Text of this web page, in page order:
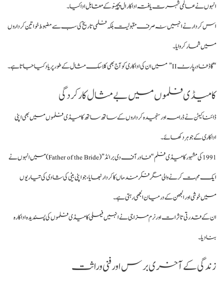
انہوں نے عالمی شہرت یافتہ اداکار ال پچینو کے مقابل ادا کیا۔
اس کردار نے انہیں نہ صرف مقبولیت بلکہ فلمی تاریخ کی سب سے مضبوط خواتین کرداروں
میں شمار کروایا۔
“گاڈ فادر پارٹ II” میں ان کی اداکاری کو آج بھی کلاسک مثال کے طور پر یاد کیا جاتا ہے۔
کامیڈی فلموں میں بے مثال کارکردگی
ڈائنا کیٹن نے ڈرامہ اور سنجیدہ کرداروں کے ساتھ ساتھ کامیڈی فلموں میں بھی اپنی
اداکاری کے جوہر دکھائے۔
1991 کی مشہور کامیڈی فلم “فادر آف دی برائڈ” (Father of the Bride) میں انہوں نے
ایک محبت کرنے والی مگر فکرمند ماں کا کردار نبھایا، جو اپنی بیٹی کی شادی کی تیاریوں
میں خوشی اور الجھن کے درمیان الجھی رہتی ہے۔
ان کے قدرتی تاثرات اور نرم مزاجی نے انہیں فیملی کامیڈی فلموں کی پسندیدہ اداکارہ
بنا دیا۔
زندگی کے آخری برس اور فنی وراثت